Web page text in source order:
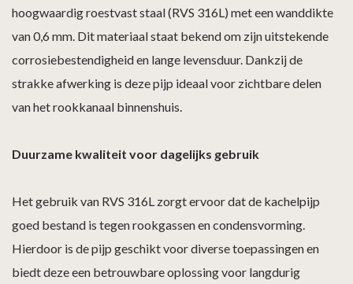
hoogwaardig roestvast staal (RVS 316L) met een wanddikte
van 0,6 mm. Dit materiaal staat bekend om zijn uitstekende
corrosiebestendigheid en lange levensduur. Dankzij de
strakke afwerking is deze pijp ideaal voor zichtbare delen
van het rookkanaal binnenshuis.
Duurzame kwaliteit voor dagelijks gebruik
Het gebruik van RVS 316L zorgt ervoor dat de kachelpijp
goed bestand is tegen rookgassen en condensvorming.
Hierdoor is de pijp geschikt voor diverse toepassingen en
biedt deze een betrouwbare oplossing voor langdurig